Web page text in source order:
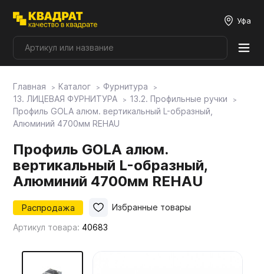
Уфа
Плитные материалы
Фурнитура
Столешницы
Мой ЭГГЕР
Главная Каталог
Фурнитура
13. ЛИЦЕВАЯ ФУРНИТУРА
13.2. Профильные ручки
Профиль GOLA алюм. вертикальный L-образный,
Алюминий 4700мм REHAU
Профиль GOLA алюм.
вертикальный L-образный,
Алюминий 4700мм REHAU
Распродажа
Артикул товара: 40683
Избранные товары